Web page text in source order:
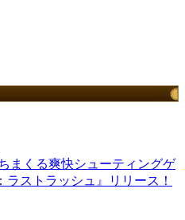
まくる爽快シューティングゲ
ストラッシュ』リリース！